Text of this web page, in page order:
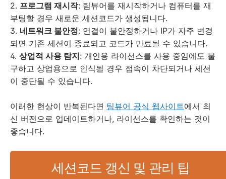
2. 프로그램 재시작: 팀뷰어를 재시작하거나 컴퓨터를 재
부팅할 경우 새로운 세션코드가 생성됩니다.
3. 네트워크 불안정: 연결이 불안정하거나 IP가 자주 변경
되면 기존 세션이 종료되고 코드가 만료될 수 있습니다.
4. 상업적 사용 탐지: 개인용 라이선스를 사용 중임에도 불
구하고 상업용으로 인식될 경우 접속이 차단되거나 세션
이 중단될 수 있습니다.
이러한 현상이 반복된다면 팀뷰어 공식 웹사이트에서 최
신 버전으로 업데이트하거나, 라이선스를 확인하는 것이
좋습니다.
세션코드 갱신 및 관리 팁